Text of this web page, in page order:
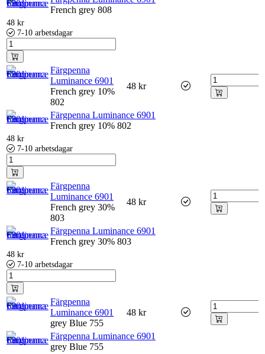
French grey 808
48 kr
7-10 arbetsdagar
Färgpenna
Luminance 6901
French grey 10%
802
48 kr
Färgpenna Luminance 6901
French grey 10% 802
48 kr
7-10 arbetsdagar
Färgpenna
Luminance 6901
French grey 30%
803
48 kr
Färgpenna Luminance 6901
French grey 30% 803
48 kr
7-10 arbetsdagar
Färgpenna
Luminance 6901
grey Blue 755
48 kr
Färgpenna Luminance 6901
grey Blue 755